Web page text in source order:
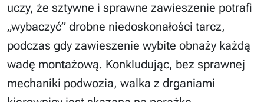
uczy, że sztywne i sprawne zawieszenie potrafi
„wybaczyć” drobne niedoskonałości tarcz,
podczas gdy zawieszenie wybite obnaży każdą
wadę montażową. Konkludując, bez sprawnej
mechaniki podwozia, walka z drganiami